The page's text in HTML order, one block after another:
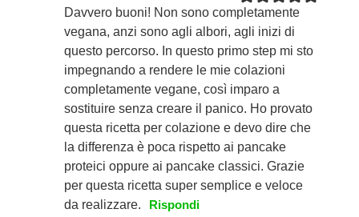
Davvero buoni! Non sono completamente
vegana, anzi sono agli albori, agli inizi di
questo percorso. In questo primo step mi sto
impegnando a rendere le mie colazioni
completamente vegane, così imparo a
sostituire senza creare il panico. Ho provato
questa ricetta per colazione e devo dire che
la differenza è poca rispetto ai pancake
proteici oppure ai pancake classici. Grazie
per questa ricetta super semplice e veloce
da realizzare.
Rispondi